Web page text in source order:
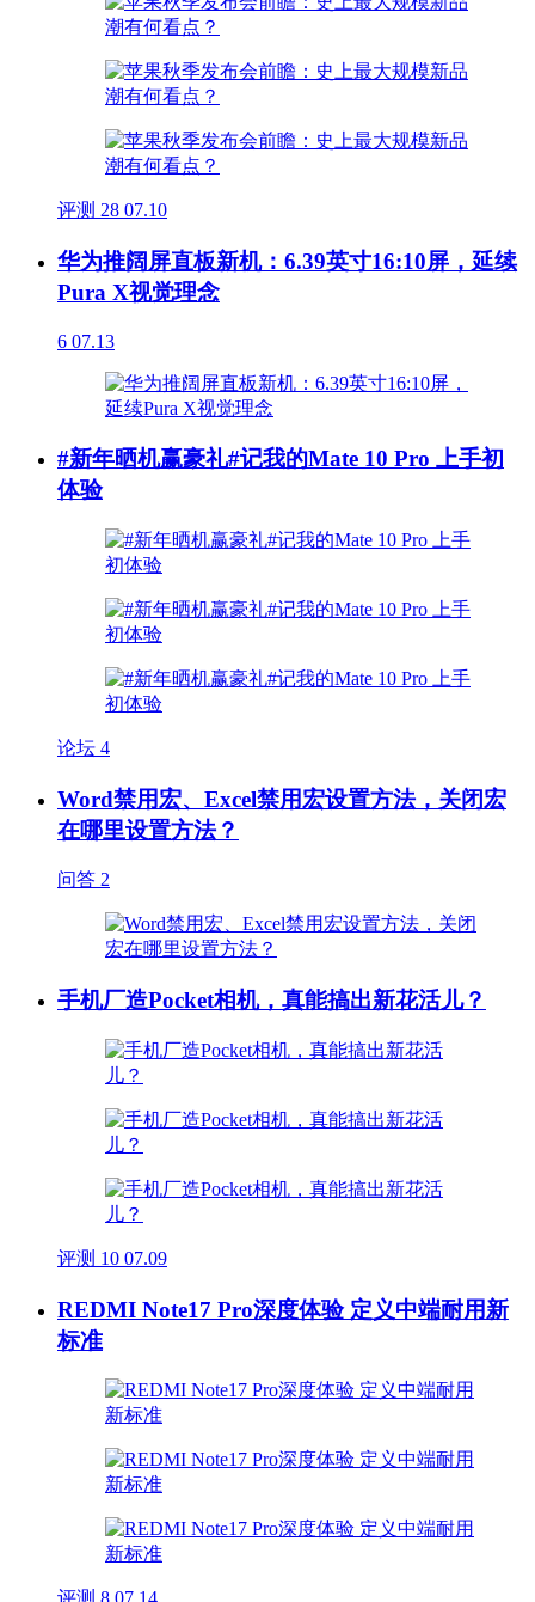
评测 28 07.10
华为推阔屏直板新机：6.39英寸16:10屏，延续
Pura X视觉理念
6 07.13
#新年晒机赢豪礼#记我的Mate 10 Pro 上手初
体验
论坛 4
Word禁用宏、Excel禁用宏设置方法，关闭宏
在哪里设置方法？
问答 2
手机厂造Pocket相机，真能搞出新花活儿？
评测 10 07.09
REDMI Note17 Pro深度体验 定义中端耐用新
标准